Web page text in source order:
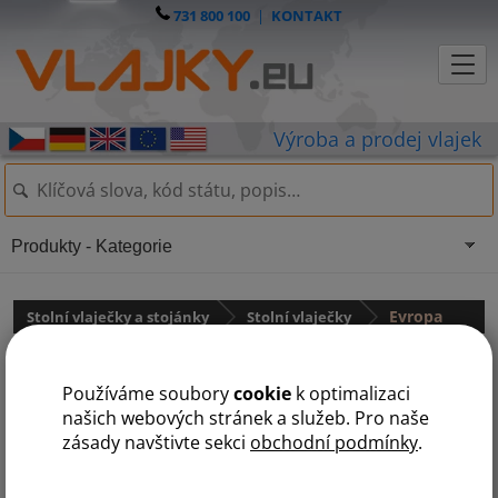
Používáme souborycookie k optimalizaci
našich webových stránek a služeb. Pro naše
zásady navštivte sekci obchodní podmínky.
731 800 100 | KONTAKT
Stolní vlaječky a stojánky Stolní vlaječky Evropa
Česká stolní vlaječka
Produkty - Kategorie